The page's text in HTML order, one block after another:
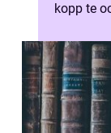
kopp te